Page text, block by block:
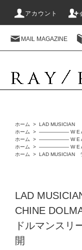
アカウント
MAIL MAGAZINE
ホーム > LAD MUSICIAN
ホーム
> ―――――― W E
ホーム
> ―――――― W E
ホーム
> ―――――― W E
ホーム
> LAD MUSICIAN
LAD
CHINE
ドルマンスリ
開